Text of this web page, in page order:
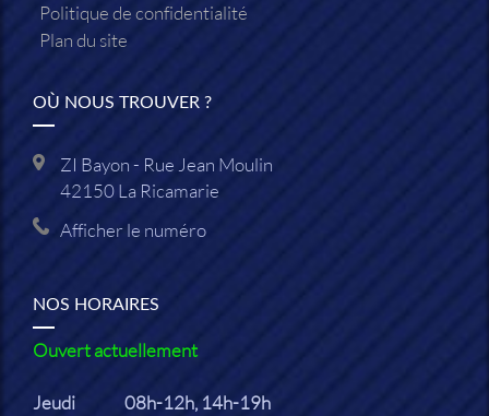
Politique de confidentialité
Plan du site
OÙ NOUS TROUVER ?
ZI Bayon - Rue Jean Moulin
42150La Ricamarie
Afficher le numéro
NOS HORAIRES
Ouvert actuellement
Jeudi
08h-12h, 14h-19h